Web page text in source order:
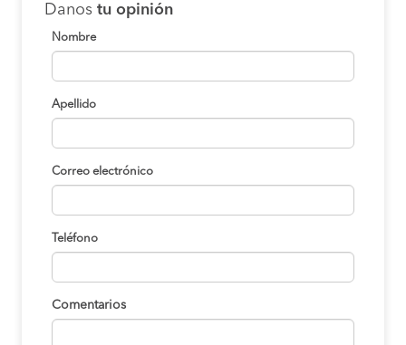
Danos tu opinión
Nombre
Apellido
Correo electrónico
Teléfono
Comentarios